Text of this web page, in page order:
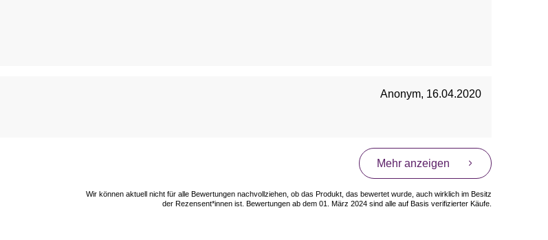
Anonym, 16.04.2020
Mehr anzeigen
Wir können aktuell nicht für alle Bewertungen nachvollziehen, ob das Produkt, das bewertet wurde, auch wirklich im Besitz
der Rezensent*innen ist. Bewertungen ab dem 01. März 2024 sind alle auf Basis verifizierter Käufe.